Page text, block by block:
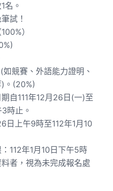
名。
試！
）
競賽、外語能力證明、
。(20%)
自111年12月26日(一)至
時止。
日上午9時至112年1月10
112年1月10日下午5時
者，視為未完成報名處